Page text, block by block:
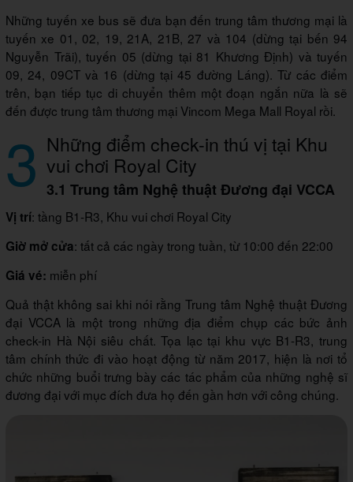
Những tuyến xe bus sẽ đưa bạn đến trung tâm thương mại là
tuyến xe 01, 02, 19, 21A, 21B, 27 và 104 (dừng tại bến 94
Nguyễn Trãi), tuyến 05 (dừng tại 81 Khương Định) và tuyến
09, 24, 09CT và 16 (dừng tại 45 đường Láng). Từ các điểm
trên, bạn tiếp tục di chuyển thêm một đoạn ngắn nữa là sẽ
đến được trung tâm thương mại Vincom Mega Mall Royal rồi.
3 Những điểm check-in thú vị tại Khu
vui chơi Royal City
3.1 Trung tâm Nghệ thuật Đương đại VCCA
Vị trí: tầng B1-R3, Khu vui chơi Royal City
Giờ mở cửa: tất cả các ngày trong tuần, từ 10:00 đến 22:00
Giá vé: miễn phí
Quả thật không sai khi nói rằng Trung tâm Nghệ thuật Đương
đại VCCA là một trong những địa điểm chụp các bức ảnh
check-in Hà Nội siêu chất. Tọa lạc tại khu vực B1-R3, trung
tâm chính thức đi vào hoạt động từ năm 2017, hiện là nơi tổ
chức những buổi trưng bày các tác phẩm của những nghệ sĩ
đương đại với mục đích đưa họ đến gần hơn với công chúng.